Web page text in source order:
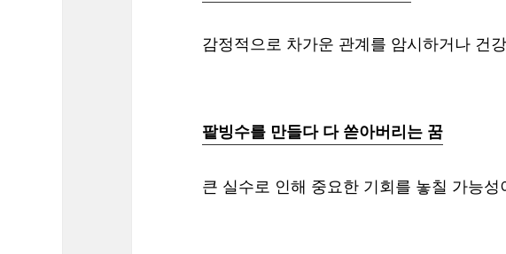
감정적으로 차가운 관계를 암시하거나 건
팥빙수를 만들다 다 쏟아버리는 꿈
큰 실수로 인해 중요한 기회를 놓칠 가능성